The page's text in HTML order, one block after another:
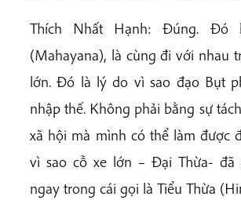
Thích Nhất Hạnh: Đúng. Đó
(Mahayana), là cùng đi với nhau
lớn. Đó là lý do vì sao đạo Bụt
nhập thế. Không phải bằng sự
xã hội mà mình có thể làm được
vì sao cỗ xe lớn – Đại Thừa- đã
ngay trong cái gọi là Tiểu Thừa